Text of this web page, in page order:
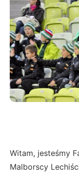
Witam, jesteśmy
Malborscy